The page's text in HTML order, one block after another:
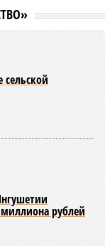
сельской
рублей